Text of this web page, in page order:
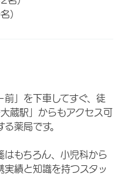
）
」を下車してすぐ、徒
蔵駅」からもアクセス可
薬局です。
はもちろん、小児科から
績と知識を持つスタッ